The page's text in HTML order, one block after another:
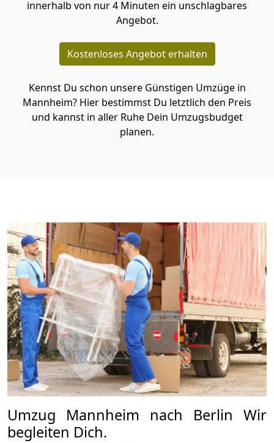
innerhalb von nur 4 Minuten ein unschlagbares
Angebot.
Kostenloses Angebot erhalten
Kennst Du schon unsere Günstigen Umzüge in
Mannheim? Hier bestimmst Du letztlich den Preis
und kannst in aller Ruhe Dein Umzugsbudget
planen.
Umzug Mannheim nach Berlin Wir
begleiten Dich.